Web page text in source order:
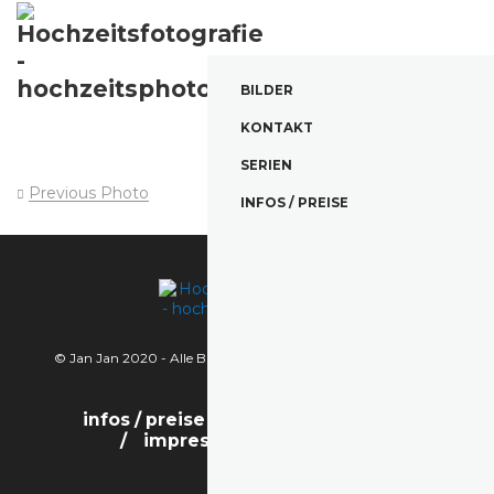
BILDER
KONTAKT
SERIEN
INFOS / PREISE
Previous Photo
© Jan Jan 2020 - Alle Bilder sind urheberrechtlich geschützt.
infos / preise
impressum / datenschutz